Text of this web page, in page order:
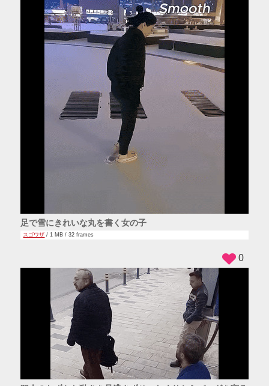
足で雪にきれいな丸を書く女の子
スゴワザ / 1 MB / 32 frames
0